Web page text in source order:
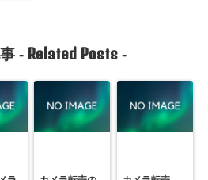
- Related Posts-